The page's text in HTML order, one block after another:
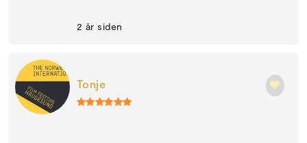
2 år siden
Tonje